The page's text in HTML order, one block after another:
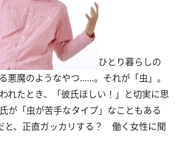
ひとり暮らしの
悪魔のようなやつ……。それが「虫」。
れたとき、「彼氏ほしい！」と切実に思
が「虫が苦手なタイプ」なこともある
、正直ガッカリする？ 働く女性に聞